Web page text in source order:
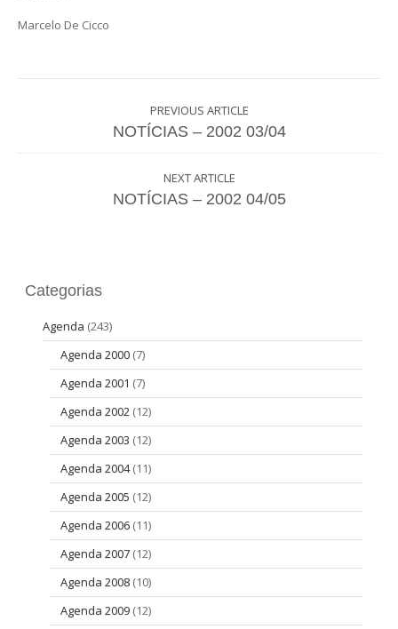
Marcelo De Cicco
PREVIOUS ARTICLE
NOTÍCIAS – 2002 03/04
NEXT ARTICLE
NOTÍCIAS – 2002 04/05
Categorias
Agenda (243)
Agenda 2000 (7)
Agenda 2001 (7)
Agenda 2002 (12)
Agenda 2003 (12)
Agenda 2004(11)
Agenda 2005 (12)
Agenda 2006 (11)
Agenda 2007 (12)
Agenda 2008 (10)
Agenda 2009 (12)